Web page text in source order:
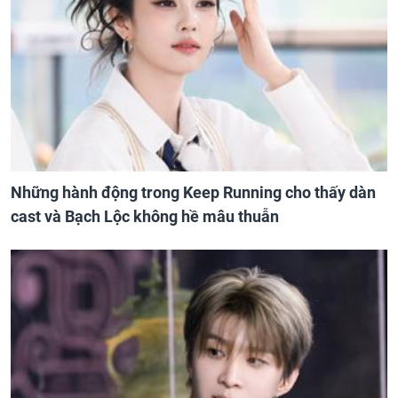
Những hành động trong Keep Running cho thấy dàn
cast và Bạch Lộc không hề mâu thuẫn